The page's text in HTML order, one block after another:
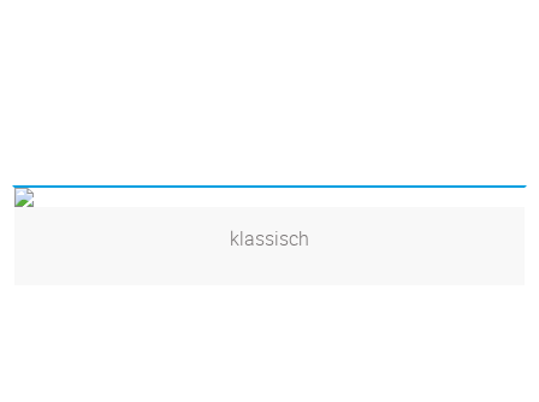
klassisch